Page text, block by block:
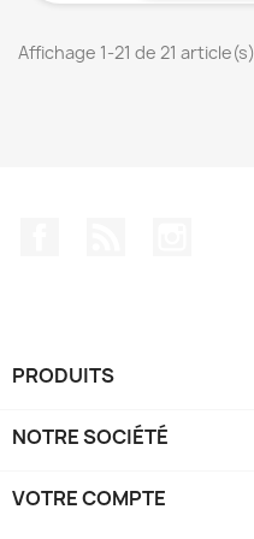
Affichage 1-21 de 21 article(s)
PRODUITS
NOTRE SOCIÉTÉ
VOTRE COMPTE